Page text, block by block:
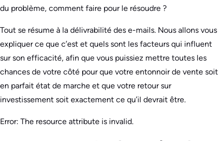
du problème, comment faire pour le résoudre ?
Tout se résume à la délivrabilité des e-mails. Nous allons vous
expliquer ce que c’est et quels sont les facteurs qui influent
sur son efficacité, afin que vous puissiez mettre toutes les
chances de votre côté pour que votre entonnoir de vente soit
en parfait état de marche et que votre retour sur
investissement soit exactement ce qu’il devrait être.
Error: The resource attribute is invalid.